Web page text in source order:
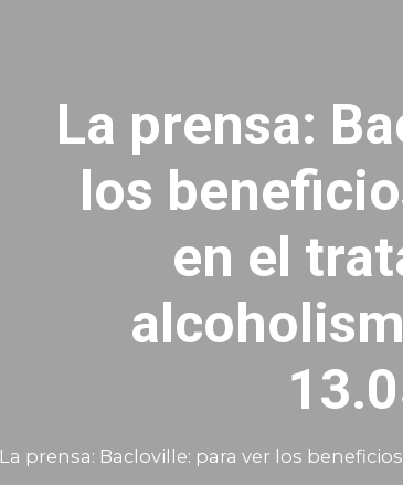
La prensa:
los
en el
La prensa: Bacloville: para ver los